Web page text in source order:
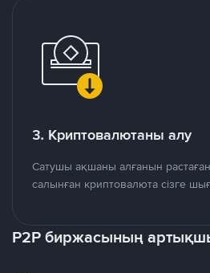
3. Криптовалютаны алу
Сатушы ақшаны алғанын
салынған криптовалюта сізге
P2P биржасының